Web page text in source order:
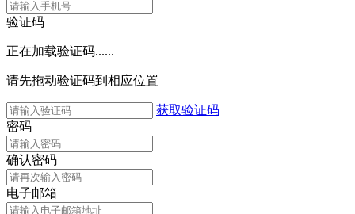
验证码
正在加载验证码......
请先拖动验证码到相应位置
获取验证码
密码
确认密码
电子邮箱